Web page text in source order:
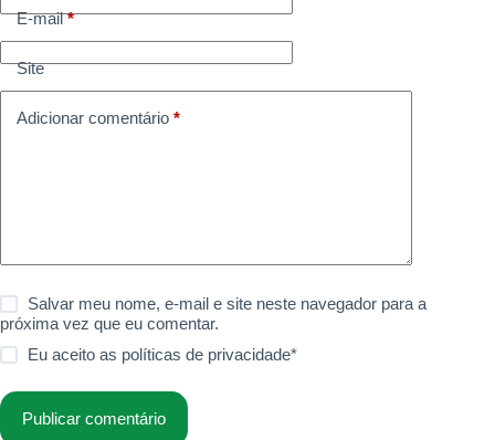
E-mail*
Site
Adicionar comentário *
Salvar meu nome, e-mail e site neste navegador para a
próxima vez que eu comentar.
Eu aceito as políticas de privacidade*
Publicar comentário